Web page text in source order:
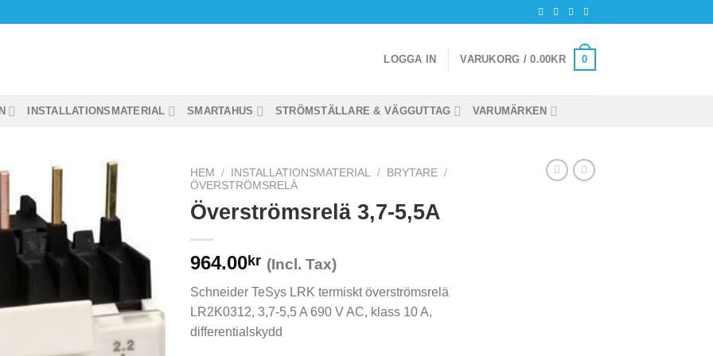
LOGGA IN VARUKORG /0.00KR 0
INSTALLATIONSMATERIAL SMARTAHUS STRÖMSTÄLLARE & VÄGGUTTAG VARUMÄRKEN
HEM / INSTALLATIONSMATERIAL / BRYTARE /
ÖVERSTRÖMSRELÄ
Överströmsrelä 3,7-5,5A
964.00kr (Incl. Tax)
Schneider TeSys LRK termiskt överströmsrelä
LR2K0312, 3,7-5,5 A 690 V AC, klass 10 A,
differentialskydd